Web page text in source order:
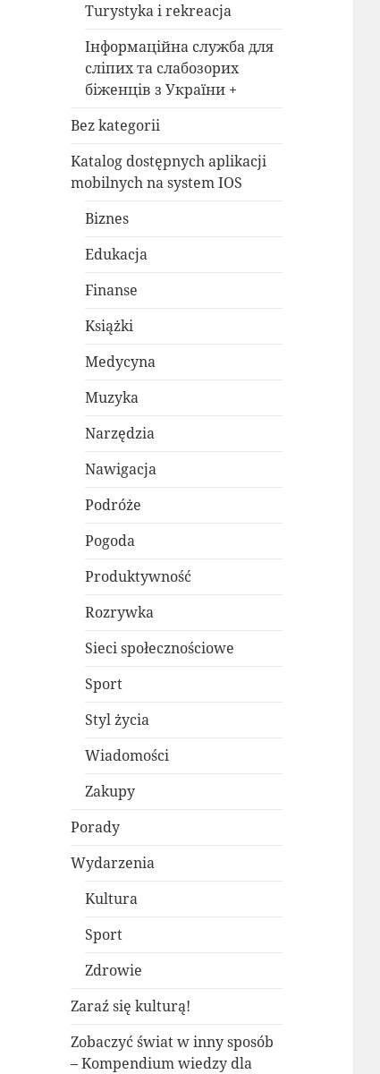
Turystyka i rekreacja
Інформаційна служба для
сліпих та слабозорих
біженців з України +
Bez kategorii
Katalog dostępnych aplikacji
mobilnych na system IOS
Biznes
Edukacja
Finanse
Książki
Medycyna
Muzyka
Narzędzia
Nawigacja
Podróże
Pogoda
Produktywność
Rozrywka
Sieci społecznościowe
Sport
Styl życia
Wiadomości
Zakupy
Porady
Wydarzenia
Kultura
Sport
Zdrowie
Zaraź się kulturą!
Zobaczyć świat w inny sposób
– Kompendium wiedzy dla